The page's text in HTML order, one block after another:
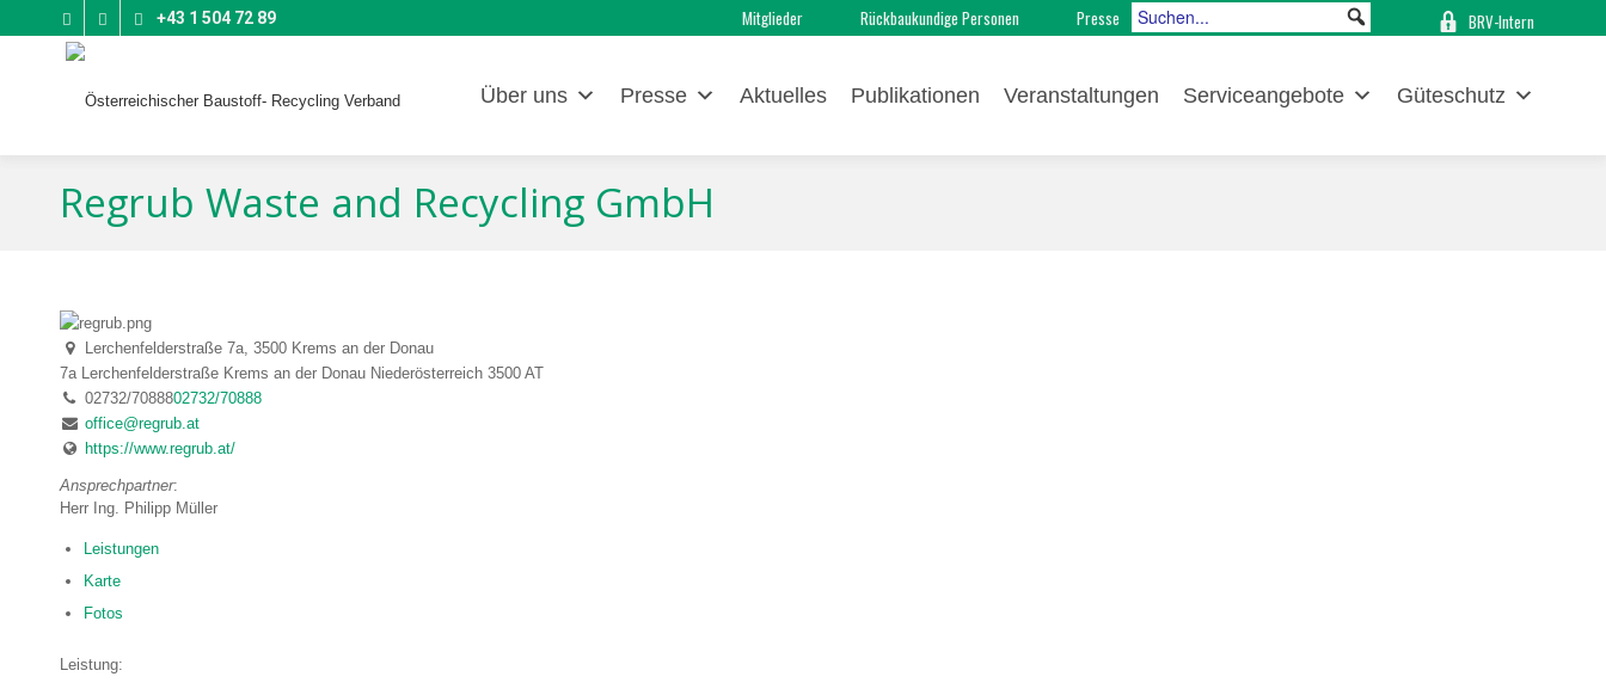
Mitglieder Rückbaukundige Personen Presse BRV-Intern
+43 1 504 72 89
Über uns Presse Aktuelles Publikationen Veranstaltungen Serviceangebote Güteschutz
Regrub Waste and Recycling GmbH
Lerchenfelderstraße 7a, 3500 Krems an der Donau
7a Lerchenfelderstraße Krems an der Donau Niederösterreich 3500 AT
02732/7088802732/70888
office@regrub.at
https://www.regrub.at/
Ansprechpartner:
Herr Ing. Philipp Müller
Leistungen
Karte
Fotos
Leistung: